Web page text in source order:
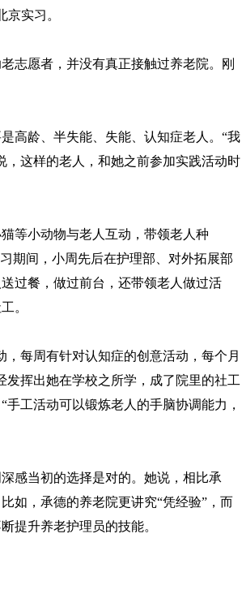
实习。
愿者，并没有真正接触过养老院。刚
龄、半失能、失能、认知症老人。“我
，这样的老人，和她之前参加实践活动时
小动物与老人互动，带领老人种
期间，小周先后在护理部、对外拓展部
过餐，做过前台，还带领老人做过活
。
每周有针对认知症的创意活动，每个月
挥出她在学校之所学，成了院里的社工
工活动可以锻炼老人的手脑协调能力，
当初的选择是对的。她说，相比承
如，承德的养老院更讲究“凭经验”，而
提升养老护理员的技能。